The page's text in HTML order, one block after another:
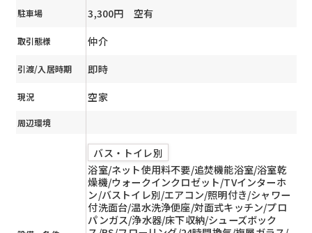
駐車場 3,300円 空有
取引態様 仲介
引渡/入居時期 即時
現況 空家
周辺環境
バス・トイレ別
浴室/ネット使用料不要/追焚機能浴室/浴室乾
燥機/ウォークインクロゼット/TVインターホ
ン/バストイレ別/エアコン/照明付き/シャワー
付洗面台/温水洗浄便座/対面式キッチン/プロ
パンガス/浄水器/床下収納/シューズボック